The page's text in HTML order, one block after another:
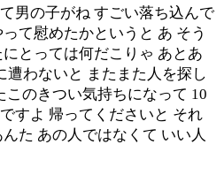
男の子がね すごい落ち込んで
て慰めたかというと あ そう
とっては何だこりゃ あとあ
遭わないと またまた人を探し
このきつい気持ちになって 10
すよ 帰ってくださいと それ
た あの人ではなくて いい人